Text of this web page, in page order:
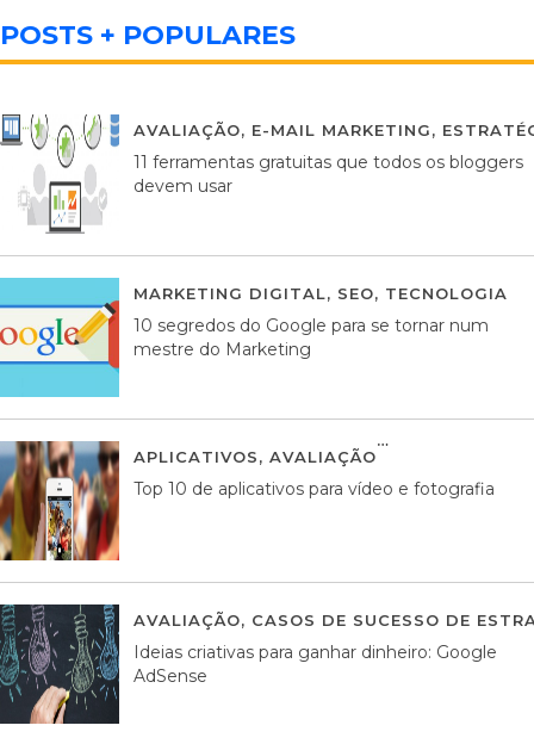
POSTS + POPULARES
AVALIAÇÃO, E-MAIL MARKETING,
11 ferramentas gratuitas que todos os bloggers
devem usar
MARKETING DIGITAL, SEO, TECNOLOGIA
10 segredos do Google para se tornar num
mestre do Marketing
APLICATIVOS, AVALIAÇÃO
Top 10 de aplicativos para vídeo e fotografia
AVALIAÇÃO, CASOS DE SUCESSO DE
Ideias criativas para ganhar dinheiro: Google
AdSense